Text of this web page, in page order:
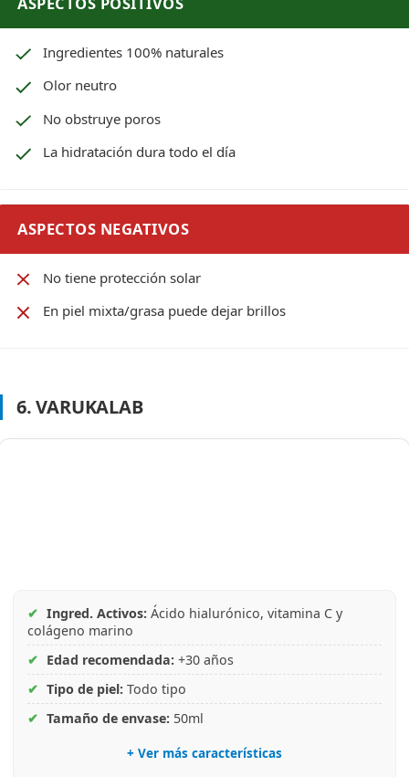
Ingredientes 100% naturales
Olor neutro
No obstruye poros
La hidratación dura todo el día
ASPECTOS NEGATIVOS
No tiene protección solar
En piel mixta/grasa puede dejar brillos
6. VARUKALAB
✔ Ingred. Activos: Ácido hialurónico, vitamina C y
colágeno marino
✔ Edad recomendada: +30 años
✔ Tipo de piel: Todo tipo
✔ Tamaño de envase: 50ml
+ Ver más características